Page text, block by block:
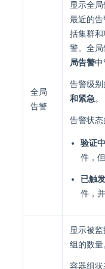
全局
告警
显示全
最近的
括集群
警。全
局告警中
告警级
和紧急。
告警状态
验证中
件，
已触发
件，
显示被
组的数量
容器组状